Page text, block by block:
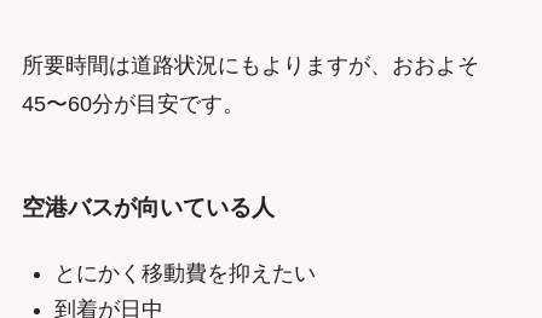
所要時間は道路状況にもよりますが、おおよそ
45〜60分が目安です。
空港バスが向いている人
とにかく移動費を抑えたい
到着が日中